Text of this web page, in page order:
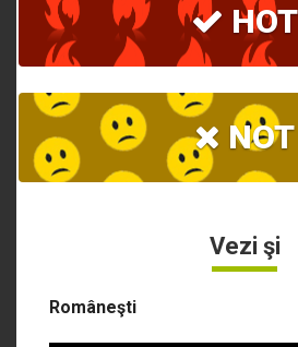
HOT
NOT
Vezi şi
Româneşti